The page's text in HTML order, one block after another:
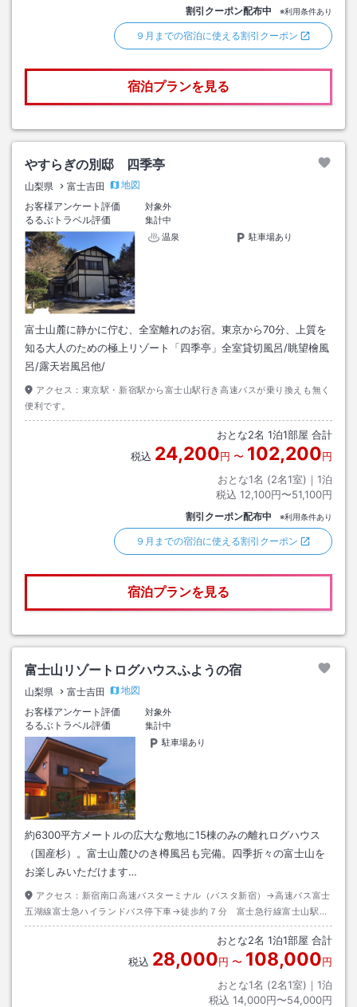
割引クーポン配布中 ※利用条件あり
９月までの宿泊に使える割引クーポン
宿泊プランを見る
やすらぎの別邸 四季亭
山梨県 富士吉田
地図
お客様アンケート評価
対象外
るるぶトラベル評価
集計中
温泉
駐車場あり
富士山麓に静かに佇む、全室離れのお宿。東京から70分、上質を
知る大人のための極上リゾート「四季亭」全室貸切風呂/眺望檜風
呂/露天岩風呂他/
アクセス： 東京駅・新宿駅から富士山駅行き高速バスが乗り換えも無く
便利です。
おとな2名 1泊1部屋 合計
税込 24,200円 〜 102,200円
おとな1名 (2名1室)｜ 1泊
税込 12,100円〜51,100円
割引クーポン配布中 ※利用条件あり
９月までの宿泊に使える割引クーポン
宿泊プランを見る
富士山リゾートログハウスふようの宿
山梨県 富士吉田
地図
お客様アンケート評価
対象外
るるぶトラベル評価
集計中
駐車場あり
約6300平方メートルの広大な敷地に15棟のみの離れログハウス
（国産杉）。富士山麓ひのき樽風呂も完備。四季折々の富士山を
お楽しみいただけます…
アクセス： 新宿南口高速バスターミナル（バスタ新宿）→高速バス富士
五湖線富士急ハイランドバス停下車→徒歩約７分 富士急行線富士山駅→
タクシー約５分
おとな2名 1泊1部屋 合計
税込 28,000円 〜 108,000円
おとな1名 (2名1室)｜ 1泊
税込 14,000円〜54,000円